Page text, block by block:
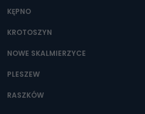
KĘPNO
KROTOSZYN
NOWE SKALMIERZYCE
PLESZEW
RASZKÓW